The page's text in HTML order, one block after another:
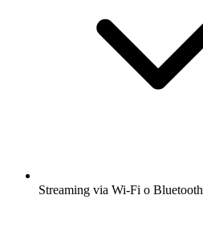
Streaming via Wi-Fi o Bluetooth